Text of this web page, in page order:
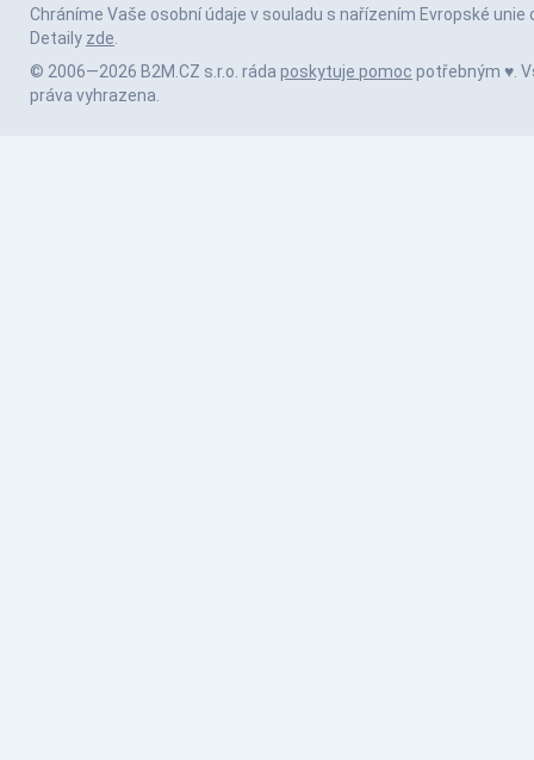
Chráníme Vaše osobní údaje v souladu s nařízením Evropské unie
Detaily zde
© 2006—2026 B2M.CZ s.r.o. ráda poskytuje pomoc potřebným ♥️.
práva vyhrazena.